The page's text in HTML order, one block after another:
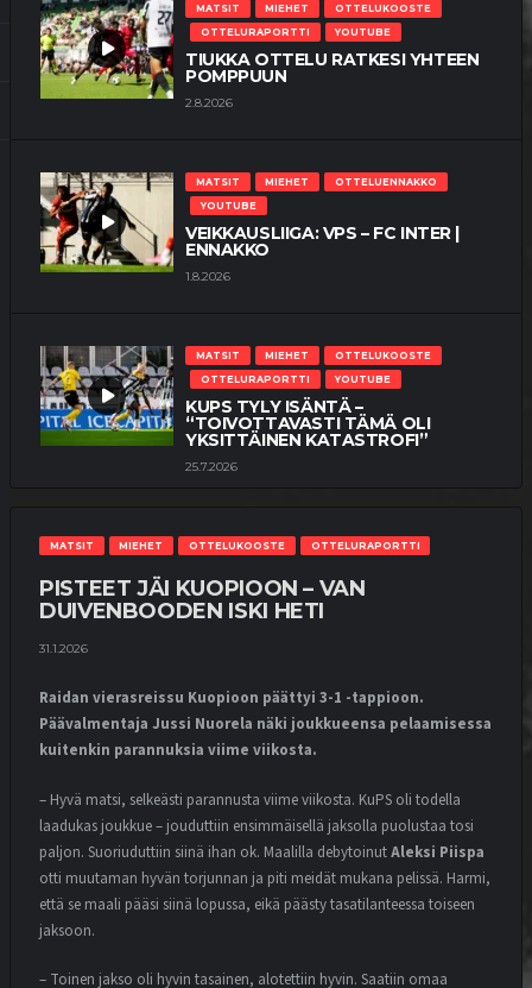
MATSIT MIEHET
OTTELUKOOSTE
OTTELURAPORTTI
YOUTUBE
TIUKKA OTTELU RATKESI YHTEEN
POMPPUUN
2.8.2026
MATSIT MIEHET
OTTELUENNAKKO
YOUTUBE
VEIKKAUSLIIGA: VPS – FC INTER |
ENNAKKO
1.8.2026
MATSIT MIEHET
OTTELUKOOSTE
OTTELURAPORTTI
YOUTUBE
KUPS TYLY ISÄNTÄ –
“TOIVOTTAVASTI TÄMÄ OLI
YKSITTÄINEN KATASTROFI”
25.7.2026
MATSIT MIEHET
OTTELUENNAKKO
VEIKKAUSLIIGA: KUPS – VPS |
ENNAKKO
MATSIT MIEHET
OTTELUKOOSTE
OTTELURAPORTTI
18.7.2026
MATSIT MIEHET
OTTELUENNAKKO
YOUTUBE
17.7.2026
MATSIT MIEHET OTTELUKOOSTE OTTELURAPORTTI
PISTEET JÄI KUOPIOON – VAN
DUIVENBOODEN ISKI HETI
31.1.2026
Raidan vierasreissu Kuopioon päättyi 3-1 -tappioon.
Päävalmentaja Jussi Nuorela näki joukkueensa pelaamisessa
kuitenkin parannuksia viime viikosta.
– Hyvä matsi, selkeästi parannusta viime viikosta. KuPS oli todella
laadukas joukkue – jouduttiin ensimmäisellä jaksolla puolustaa tosi
paljon. Suoriuduttiin siinä ihan ok. Maalilla debytoinutAleksi Piispa
otti muutaman hyvän torjunnan ja piti meidät mukana pelissä. Harmi,
että se maali pääsi siinä lopussa, eikä päästy tasatilanteessa toiseen
jaksoon.
– Toinen jakso oli hyvin tasainen, alotettiin hyvin. Saatiin omaa